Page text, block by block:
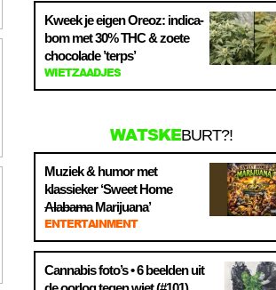
Kweek je eigen Oreoz: indica-
bom met 30% THC & zoete
chocolade ’terps’
WIETZAADJES
WATSKEBURT?!
Muziek & humor met
klassieker ‘Sweet Home
AlabamaMarijuana’
ENTERTAINMENT
Cannabis foto’s • 6 beelden uit